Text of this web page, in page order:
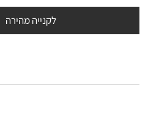
לקנייה מהירה